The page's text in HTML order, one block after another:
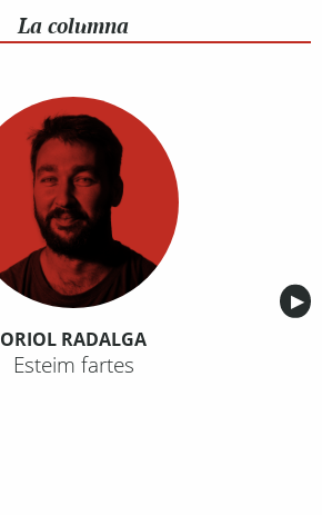
La columna
▶︎
ORIOL RADALGA
Esteim fartes